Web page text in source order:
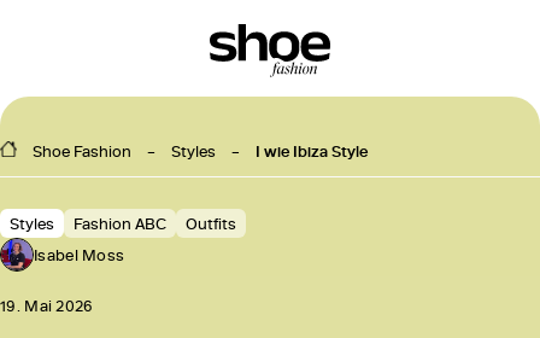
Shoe Fashion Styles I wie Ibiza Style
Styles Fashion ABC
Outfits
Isabel Moss
19. Mai 2026